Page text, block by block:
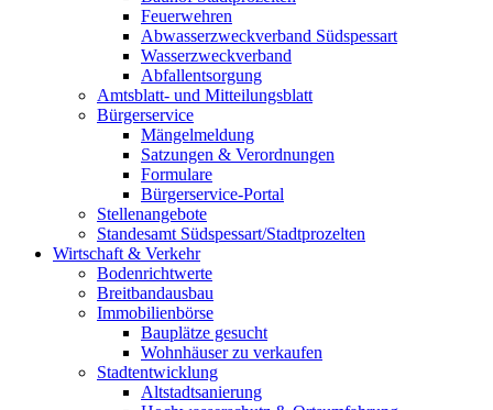
Feuerwehren
Abwasserzweckverband Südspessart
Wasserzweckverband
Abfallentsorgung
Amtsblatt- und Mitteilungsblatt
Bürgerservice
Mängelmeldung
Satzungen & Verordnungen
Formulare
Bürgerservice-Portal
Stellenangebote
Standesamt Südspessart/Stadtprozelten
Wirtschaft & Verkehr
Bodenrichtwerte
Breitbandausbau
Immobilienbörse
Bauplätze gesucht
Wohnhäuser zu verkaufen
Stadtentwicklung
Altstadtsanierung